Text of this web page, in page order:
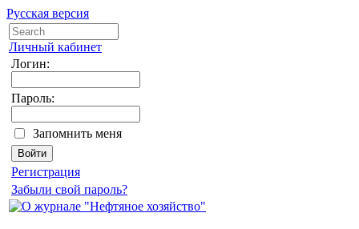
Русская версия
Личный кабинет
Логин:
Пароль:
Запомнить меня
Регистрация
Забыли свой пароль?